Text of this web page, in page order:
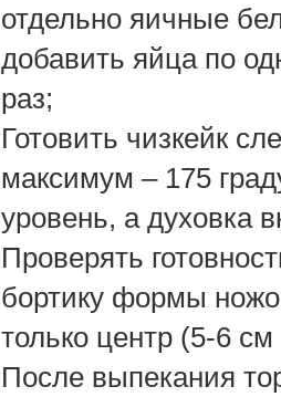
отдельно яичные
добавить яйца по
раз;
Готовить чизкейк
максимум – 175
уровень, а духовка
Проверять
бортику формы
только центр (5-6
После выпекания